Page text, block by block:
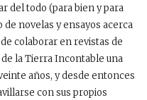
del todo (para bien y para
de novelas y ensayos acerca
colaborar en revistas de
la Tierra Incontable una
años, y desde entonces
con sus propios